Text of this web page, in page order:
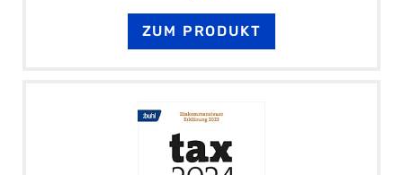
ZUM PRODUKT